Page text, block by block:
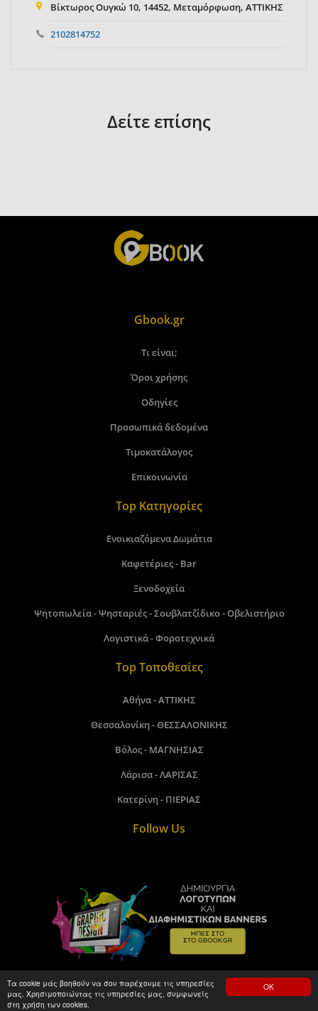
ΟΚ
Τα cookie μάς βοηθούν να σου παρέχουμε τις υπηρεσίες
μας. Χρησιμοποιώντας τις υπηρεσίες μας, συμφωνείς
στη χρήση των cookies.
Βίκτωρος Ουγκώ 10, 14452, Μεταμόρφωση, ΑΤΤΙΚΗΣ
2102814752
Δείτε επίσης
Gbook.gr
Τι είναι;
Όροι χρήσης
Οδηγίες
Προσωπικά δεδομένα
Τιμοκατάλογος
Επικοινωνία
Top Κατηγορίες
Ενοικιαζόμενα Δωμάτια
Καφετέριες - Bar
Ξενοδοχεία
Ψητοπωλεία - Ψησταριές - Σουβλατζίδικο - Οβελιστήριο
Λογιστικά - Φοροτεχνικά
Top Τοποθεσίες
Αθήνα - ΑΤΤΙΚΗΣ
Θεσσαλονίκη - ΘΕΣΣΑΛΟΝΙΚΗΣ
Βόλος - ΜΑΓΝΗΣΙΑΣ
Λάρισα - ΛΑΡΙΣΑΣ
Κατερίνη - ΠΙΕΡΙΑΣ
Follow Us
Gbook.gr©2018 - 2026. Made by kamitare.com